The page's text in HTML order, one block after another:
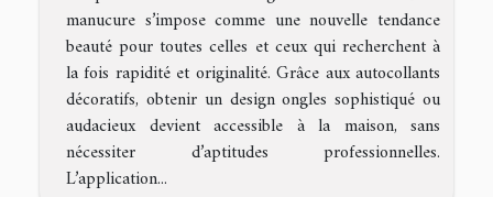
manucure s’impose comme une nouvelle tendance
beauté pour toutes celles et ceux qui recherchent à
la fois rapidité et originalité. Grâce aux autocollants
décoratifs, obtenir un design ongles sophistiqué ou
audacieux devient accessible à la maison, sans
nécessiter d’aptitudes professionnelles.
L’application...